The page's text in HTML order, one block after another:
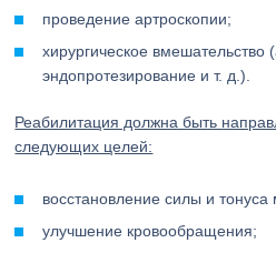
проведение артроскопии;
хирургическое вмешательство
эндопротезирование и т. д.).
Реабилитация должна быть
следующих целей:
восстановление силы и
улучшение кровообращения;